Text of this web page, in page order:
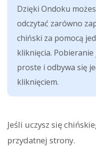
Dzięki Ondoku
odczytać zarówno
chiński za pomocą
kliknięcia.
proste i odbywa się
kliknięciem.
Jeśli uczysz się
przydatnej strony.